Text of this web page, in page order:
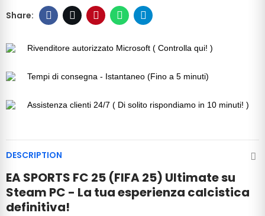
Rivenditore autorizzato Microsoft ( Controlla qui! )
Tempi di consegna - Istantaneo (Fino a 5 minuti)
Assistenza clienti 24/7 ( Di solito rispondiamo in 10 minuti! )
DESCRIPTION
EA SPORTS FC 25 (FIFA 25) Ultimate su
Steam PC - La tua esperienza calcistica
definitiva!